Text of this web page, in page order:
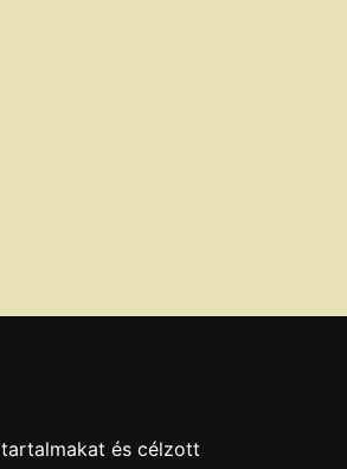
és célzott